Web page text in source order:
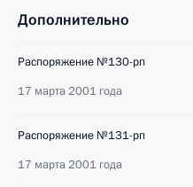
Дополнительно
Распоряжение №130-рп
17 марта 2001 года
Распоряжение №131-рп
17 марта 2001 года